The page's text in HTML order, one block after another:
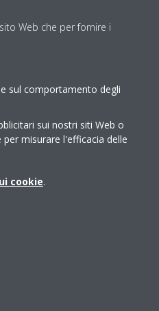
aggiuntivo, al quale è possibile
Flessibilità e modularità rendono
soddisfare grandi esigenze di
come il vaso di espansione
in spazi ridotti.
Web che per fornire i
sul comportamento degli
sui nostri siti Web o
misurare l'efficacia delle
cookie.